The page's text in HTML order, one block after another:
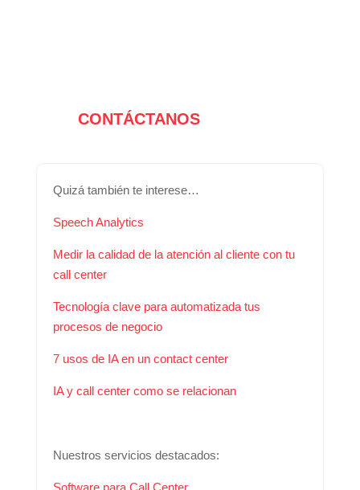
CONTÁCTANOS
Quizá también te interese…
Speech Analytics
Medir la calidad de la atención al cliente con tu
call center
Tecnología clave para automatizada tus
procesos de negocio
7 usos de IA en un contact center
IA y call center como se relacionan
Nuestros servicios destacados: